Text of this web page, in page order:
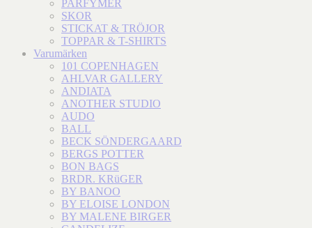
PARFYMER
SKOR
STICKAT & TRÖJOR
TOPPAR & T-SHIRTS
Varumärken
101 COPENHAGEN
AHLVAR GALLERY
ANDIATA
ANOTHER STUDIO
AUDO
BALL
BECK SÖNDERGAARD
BERGS POTTER
BON BAGS
BRDR. KRüGER
BY BANOO
BY ELOISE LONDON
BY MALENE BIRGER